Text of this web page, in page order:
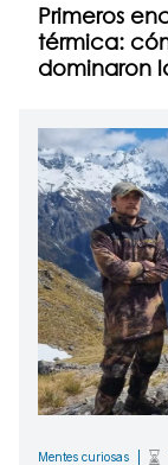
Primeros
térmica:
dominaron
Mentes curiosas